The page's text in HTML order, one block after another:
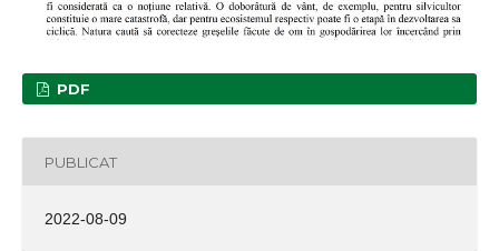
PDF
PUBLICAT
2022-08-09